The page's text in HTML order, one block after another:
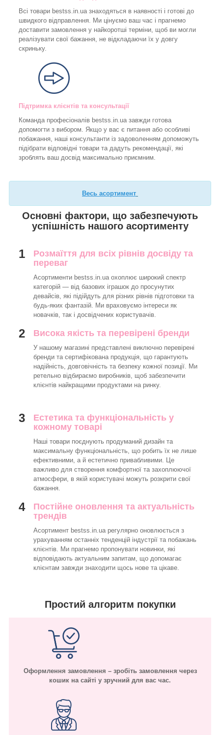
Всі товари bestss.in.ua знаходяться в наявності і готові до
швидкого відправлення. Ми цінуємо ваш час і прагнемо
доставити замовлення у найкоротші терміни, щоб ви могли
реалізувати свої бажання, не відкладаючи їх у довгу
скриньку.
Підтримка клієнтів та консультації
Команда професіоналів bestss.in.ua завжди готова
допомогти з вибором. Якщо у вас є питання або особливі
побажання, наші консультанти із задоволенням допоможуть
підібрати відповідні товари та дадуть рекомендації, які
зроблять ваш досвід максимально приємним.
Весь асортимент
Основні фактори, що забезпечують
успішність нашого асортименту
1
Розмаїття для всіх рівнів досвіду та
переваг
Асортименти bestss.in.ua охоплює широкий спектр
категорій — від базових іграшок до просунутих
девайсів, які підійдуть для різних рівнів підготовки та
будь-яких фантазій. Ми враховуємо інтереси як
новачків, так і досвідчених користувачів.
2 Висока якість та перевірені бренди
У нашому магазині представлені виключно перевірені
бренди та сертифікована продукція, що гарантують
надійність, довговічність та безпеку кожної позиції. Ми
ретельно відбираємо виробників, щоб забезпечити
клієнтів найкращими продуктами на ринку.
3
Естетика та функціональність у
кожному товарі
Наші товари поєднують продуманий дизайн та
максимальну функціональність, що робить їх не лише
ефективними, а й естетично привабливими. Це
важливо для створення комфортної та захоплюючої
атмосфери, в якій користувачі можуть розкрити свої
бажання.
4
Постійне оновлення та актуальність
трендів
Асортимент bestss.in.ua регулярно оновлюється з
урахуванням останніх тенденцій індустрії та побажань
клієнтів. Ми прагнемо пропонувати новинки, які
відповідають актуальним запитам, що допомагає
клієнтам завжди знаходити щось нове та цікаве.
Простий алгоритм покупки
Оформлення замовлення – зробіть замовлення через
кошик на сайті у зручний для вас час.